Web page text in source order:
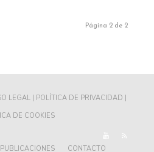
Página 2 de 2
LEGAL |
POLÍTICA DE PRIVACIDAD |
DE COOKIES
PUBLICACIONES CONTACTO